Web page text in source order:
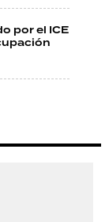
por el ICE